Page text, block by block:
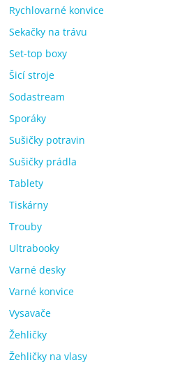
Rychlovarné konvice
Sekačky na trávu
Set-top boxy
Šicí stroje
Sodastream
Sporáky
Sušičky potravin
Sušičky prádla
Tablety
Tiskárny
Trouby
Ultrabooky
Varné desky
Varné konvice
Vysavače
Žehličky
Žehličky na vlasy